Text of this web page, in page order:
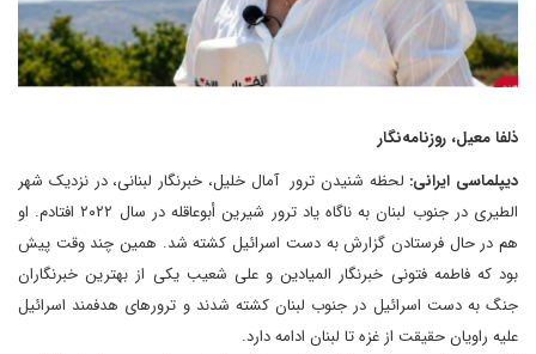
ذلفا معیل، روزنامه‌نگار
دیپلماسی ایرانی: لحظه شنیدن ترور آمال خلیل، خبرنگار لبنانی، در نزدیک شهر
الطیری در جنوب لبنان به ناگاه یاد ترور شیرین أبوعاقله در سال ۲۰۲۲ افتادم. او
هم در حال فرستادن گزارش به دست اسرائیل کشته شد. همین چند وقت پیش
بود که فاطمه فتونی خبرنگار المیادین و علی شعیب یکی از بهترین خبرنگاران
جنگ به دست اسرائیل در جنوب لبنان کشته شدند و ترورهای هدفمند اسرائیل
علیه راویان حقیقت از غزه تا لبنان ادامه دارد.